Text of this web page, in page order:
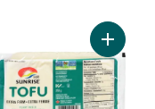
(tranché mince) au
RITZ Ajouter